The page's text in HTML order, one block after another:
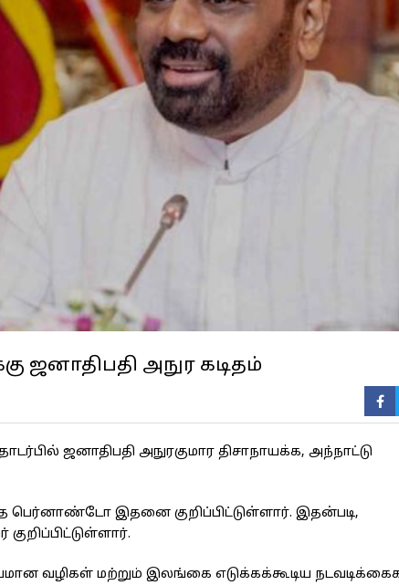
ஜனாதிபதி அநுர கடிதம்
ஜனாதிபதி அநுரகுமார திசாநாயக்க, அந்நாட்டு
இதனை குறிப்பிட்டுள்ளார். இதன்படி,
வழிகள் மற்றும் இலங்கை எடுக்கக்கூடிய